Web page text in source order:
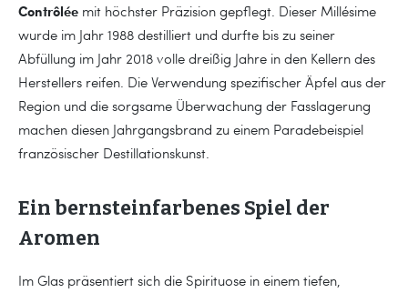
Contrôlée mit höchster Präzision gepflegt. Dieser Millésime
wurde im Jahr 1988 destilliert und durfte bis zu seiner
Abfüllung im Jahr 2018 volle dreißig Jahre in den Kellern des
Herstellers reifen. Die Verwendung spezifischer Äpfel aus der
Region und die sorgsame Überwachung der Fasslagerung
machen diesen Jahrgangsbrand zu einem Paradebeispiel
französischer Destillationskunst.
Ein bernsteinfarbenes Spiel der
Aromen
Im Glas präsentiert sich die Spirituose in einem tiefen,